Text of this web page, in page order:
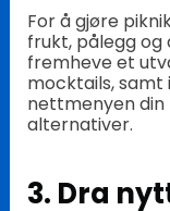
For å gjøre
frukt, pålegg og
fremheve et
mocktails, samt
nettmenyen
alternativer.
3. Dra